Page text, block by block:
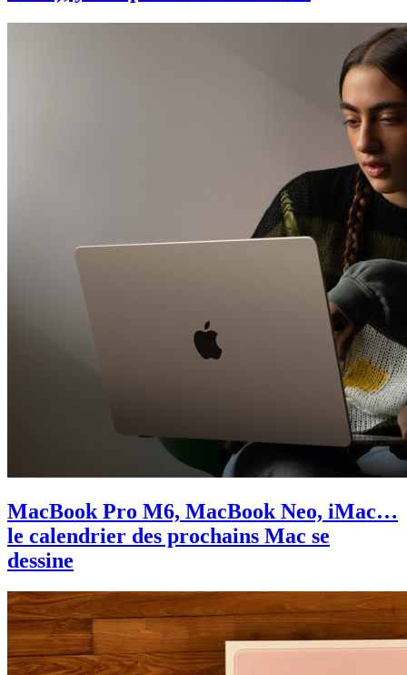
MacBook Pro M6, MacBook Neo, iMac…
le calendrier des prochains Mac se
dessine